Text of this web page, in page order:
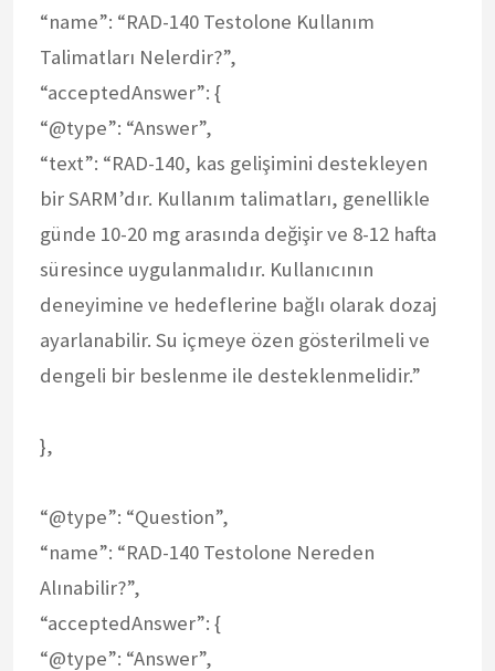
“name”: “RAD-140 Testolone Kullanım
Talimatları Nelerdir?”,
“acceptedAnswer”: {
“@type”: “Answer”,
“text”: “RAD-140, kas gelişimini destekleyen
bir SARM’dır. Kullanım talimatları, genellikle
günde 10-20 mg arasında değişir ve 8-12 hafta
süresince uygulanmalıdır. Kullanıcının
deneyimine ve hedeflerine bağlı olarak dozaj
ayarlanabilir. Su içmeye özen gösterilmeli ve
dengeli bir beslenme ile desteklenmelidir.”
},
“@type”: “Question”,
“name”: “RAD-140 Testolone Nereden
Alınabilir?”,
“acceptedAnswer”: {
“@type”: “Answer”,